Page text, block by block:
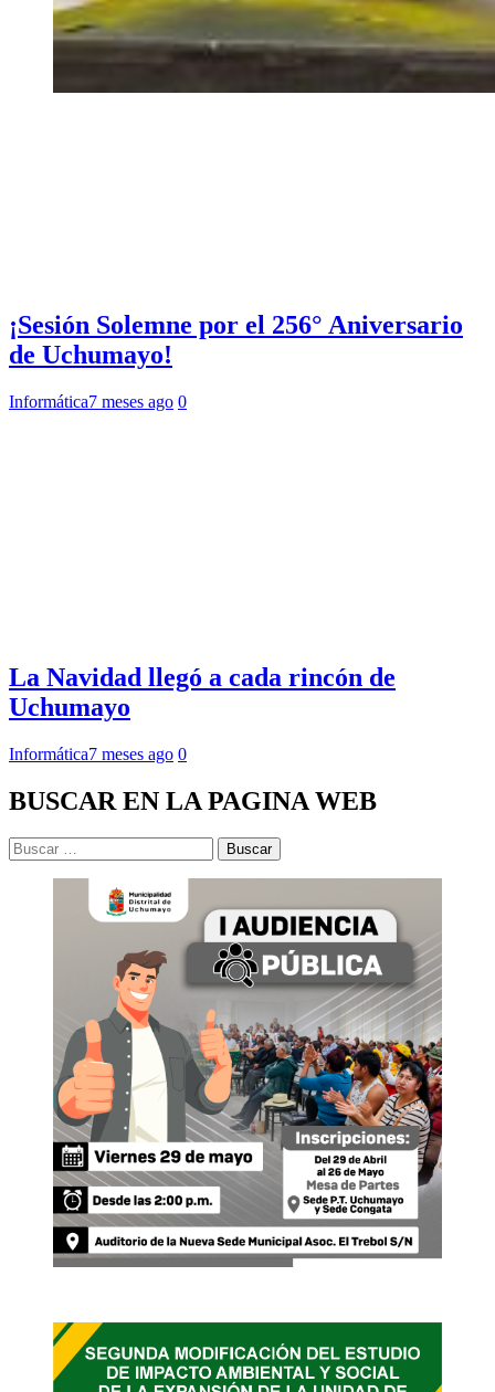
¡Sesión Solemne por el 256° Aniversario
de Uchumayo!
Informática7 meses ago 0
La Navidad llegó a cada rincón de
Uchumayo
Informática7 meses ago 0
BUSCAR EN LA PAGINA WEB
Buscar: